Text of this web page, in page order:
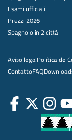
Esami ufficiali
Prezzi 2026
Spagnolo in 2 città
Aviso legalPolítica de
ContattoFAQ